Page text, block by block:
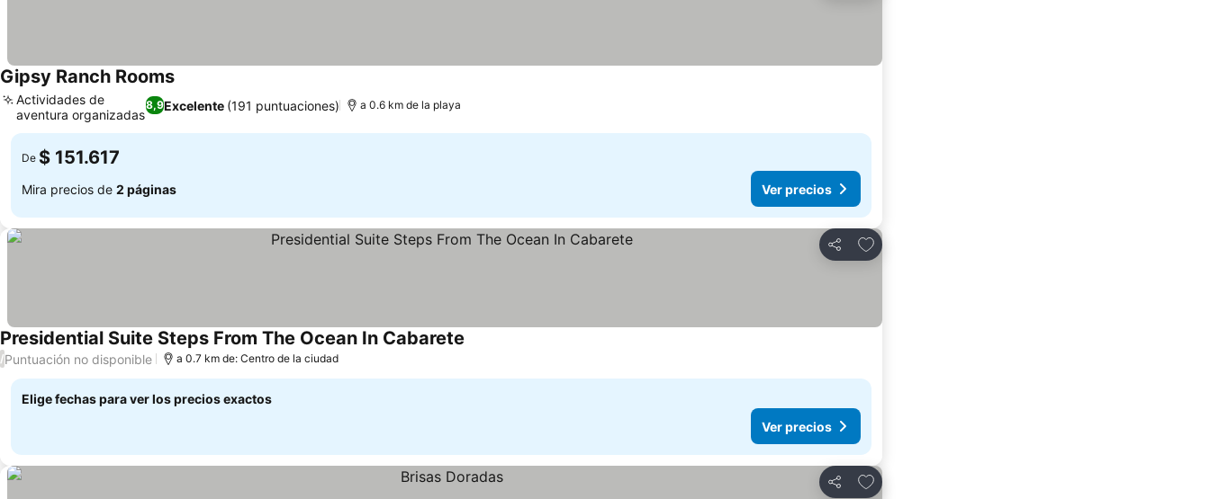
Gipsy Ranch RoomsVer precios
8,9Excelente (191 puntuaciones)
Actividades de
aventura organizadas
a 0.6 km de la playa
De $ 151.617
Mira precios de 2 páginas Ver precios
Compartir
Agregar a favoritos
Presidential Suite Steps From The Ocean In Cabarete
/Puntuación no disponible a 0.7 km de: Centro de la ciudad
Elige fechas para ver los precios exactos
Ver precios
Compartir
Agregar a favoritos